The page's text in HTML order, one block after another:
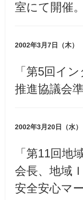
室にて開催
2002年3月7日（木）
「第5回イ
推進協議会
2002年3月20日（水）
「第11回地
会長、地域
安全安心マ